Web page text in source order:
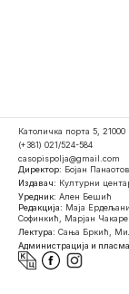
Католичка порта 5, 21000
(+381) 021/524-584
casopispolja@gmail.com
Директор: Бојан
Издавач: Културни
Уредник: Ален Бешић
Редакција: Маја
Софинкић, Марјан
Лектура: Сања Бркић,
Администрација и